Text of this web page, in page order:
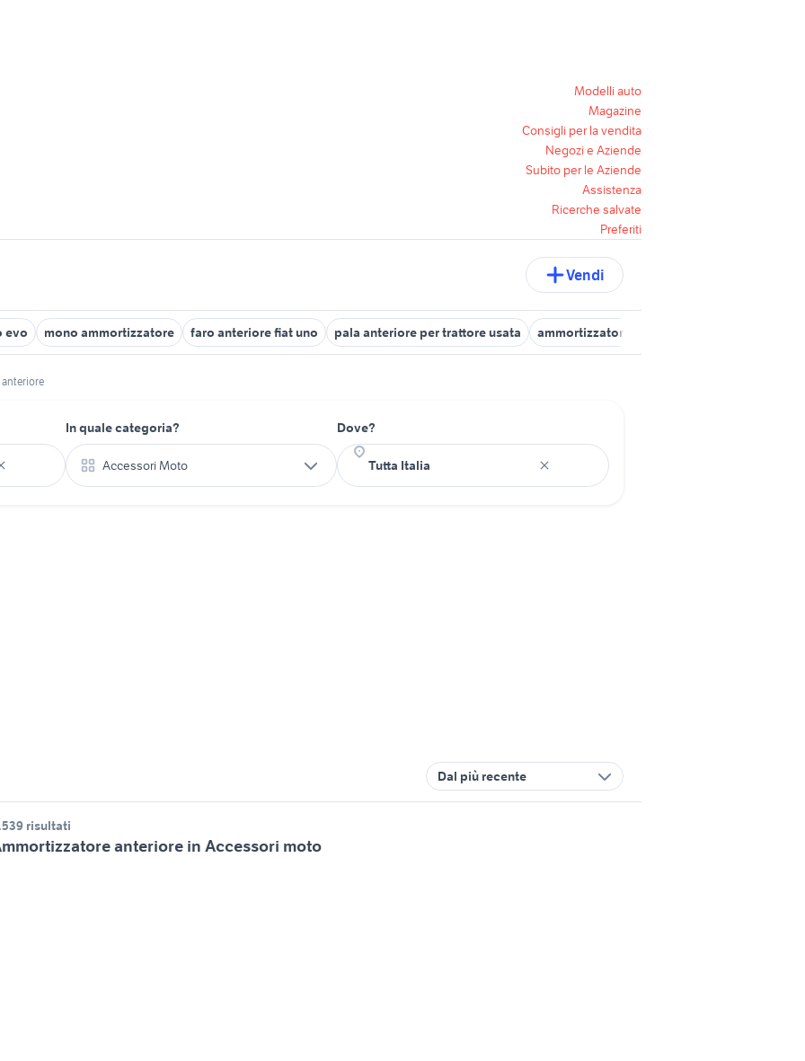
Modelli auto
Magazine
Consigli per la vendita
Negozi e Aziende
Subito per le Aziende
Assistenza
Ricerche salvate
Preferiti
Vendi
evo mono ammortizzatore faro anteriore fiat uno pala anteriore per trattore usata ammortizzatori originali golf 7
In quale categoria?
Accessori Moto
Dove?
Dal più recente
risultati
anteriore in Accessori moto